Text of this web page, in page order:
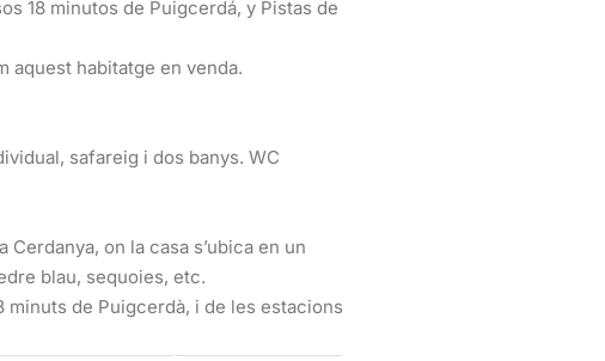
18 minutos de Puigcerdá, y Pistas de
aquest habitatge en venda.
safareig i dos banys. WC
on la casa s’ubica en un
blau, sequoies, etc.
minuts de Puigcerdà, i de les estacions